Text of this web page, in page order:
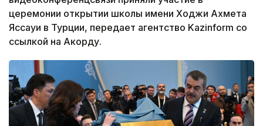
церемонии открытии школы имени Ходжи Ахмета
Яссауи в Турции, передает агентство Kazinform со
ссылкой на Акорду.